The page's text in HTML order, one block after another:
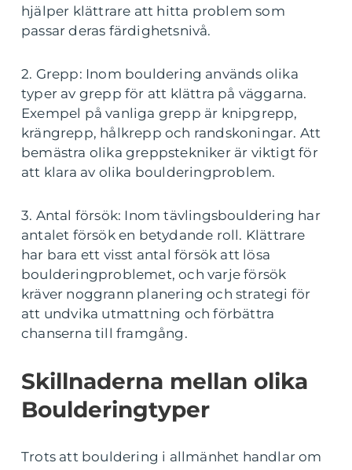
hjälper klättrare att hitta problem som
passar deras färdighetsnivå.
2. Grepp: Inom bouldering används olika
typer av grepp för att klättra på väggarna.
Exempel på vanliga grepp är knipgrepp,
krängrepp, hålkrepp och randskoningar. Att
bemästra olika greppstekniker är viktigt för
att klara av olika boulderingproblem.
3. Antal försök: Inom tävlingsbouldering har
antalet försök en betydande roll. Klättrare
har bara ett visst antal försök att lösa
boulderingproblemet, och varje försök
kräver noggrann planering och strategi för
att undvika utmattning och förbättra
chanserna till framgång.
Skillnaderna mellan olika
Boulderingtyper
Trots att bouldering i allmänhet handlar om